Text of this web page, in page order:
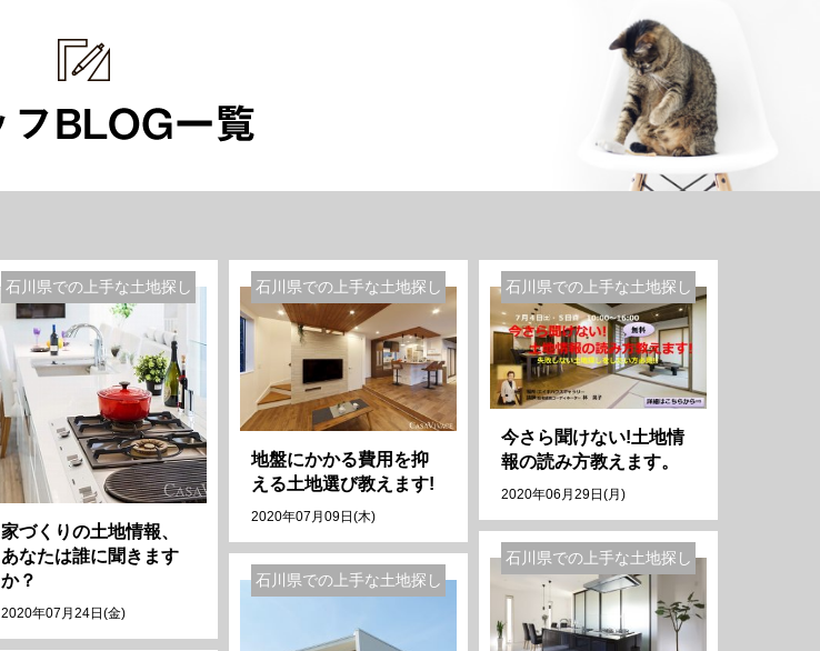
石川県での上手な土地探し
家づくりの土地情報、
あなたは誰に聞きます
か？
2020年07月24日(金)
石川県での上手な土地探し
地盤にかかる費用を抑
える土地選び教えます!
2020年07月09日(木)
石川県での上手な土地探し
今さら聞けない!土地情
報の読み方教えます。
2020年06月29日(月)
石川県での上手な土地探し
石川県での上手な土地探し